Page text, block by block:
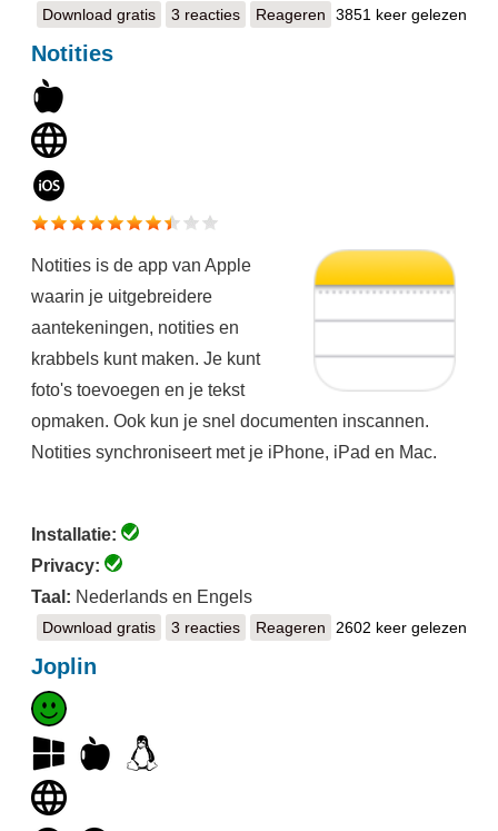
Download gratis Simplenote
3 reacties Reageren 3851 keer gelezen
Notities
Notities is de app van Apple
waarin je uitgebreidere
aantekeningen, notities en
krabbels kunt maken. Je kunt
foto's toevoegen en je tekst
opmaken. Ook kun je snel documenten inscannen.
Notities synchroniseert met je iPhone, iPad en Mac.
Installatie:
Privacy:
Taal: Nederlands en Engels
Download gratis Notities
3 reacties Reageren 2602 keer gelezen
Joplin